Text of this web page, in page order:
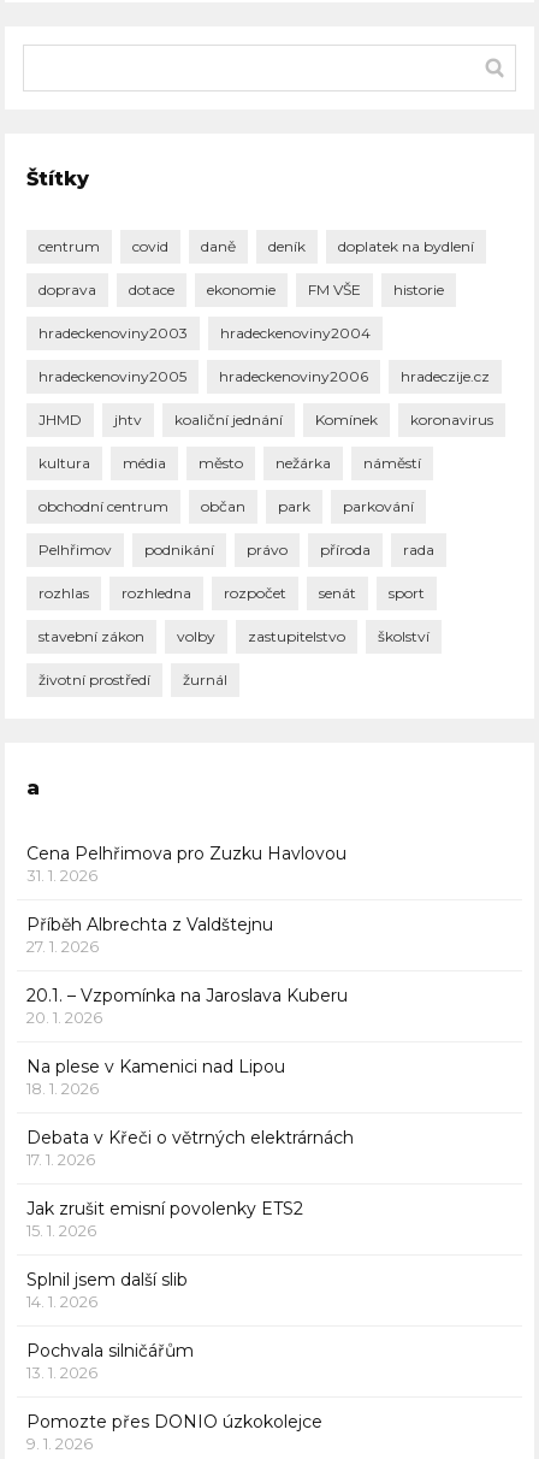
Štítky
centrum covid daně deník doplatek na bydlení
doprava dotace ekonomie FM VŠE historie
hradeckenoviny2003 hradeckenoviny2004
hradeckenoviny2005 hradeckenoviny2006 hradeczije.cz
JHMD jhtv koaliční jednání Komínek koronavirus
kultura média město nežárka náměstí
obchodní centrum občan park parkování
Pelhřimov podnikání právo příroda rada
rozhlas rozhledna rozpočet senát sport
stavební zákon volby zastupitelstvo školství
životní prostředí žurnál
a
Cena Pelhřimova pro Zuzku Havlovou
31. 1. 2026
Příběh Albrechta z Valdštejnu
27. 1. 2026
20.1. – Vzpomínka na Jaroslava Kuberu
20. 1. 2026
Na plese v Kamenici nad Lipou
18. 1. 2026
Debata v Křeči o větrných elektrárnách
17. 1. 2026
Jak zrušit emisní povolenky ETS2
15. 1. 2026
Splnil jsem další slib
14. 1. 2026
Pochvala silničářům
13. 1. 2026
Pomozte přes DONIO úzkokolejce
9. 1. 2026